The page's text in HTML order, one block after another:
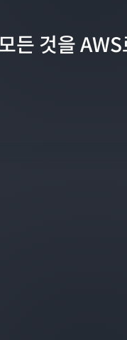
든 것을 AWS